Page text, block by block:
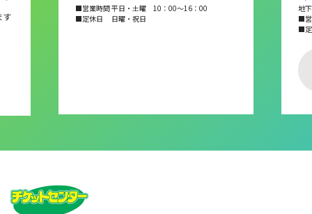
す
■営業時間 平日・土曜 10：00～16：00
■定休日 日曜・祝日
地
■営
■